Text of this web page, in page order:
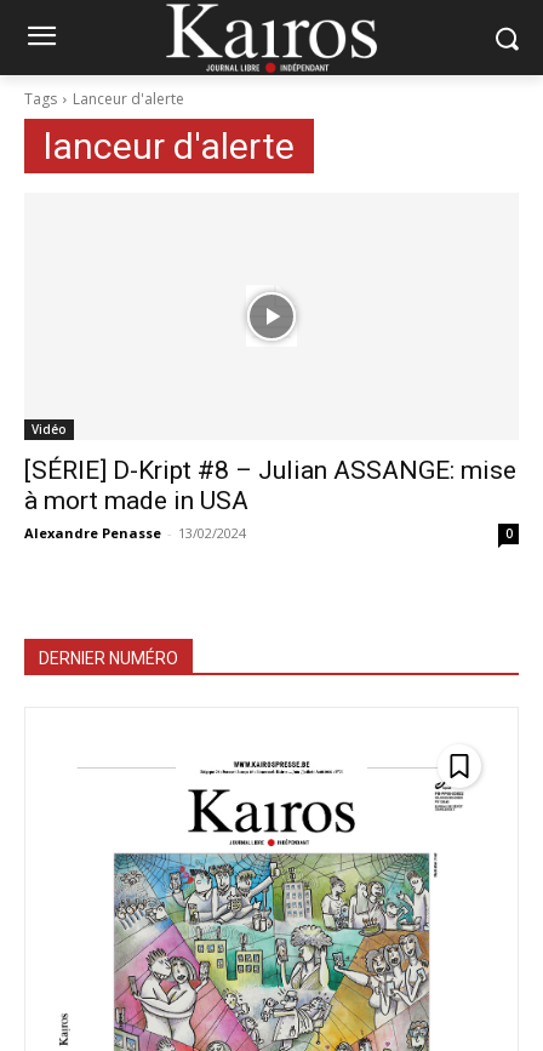
Tags Lanceur d'alerte
lanceur d'alerte
Vidéo
[SÉRIE] D-Kript #8 – Julian ASSANGE: mise
à mort made in USA
Alexandre Penasse - 13/02/2024 0
DERNIER NUMÉRO